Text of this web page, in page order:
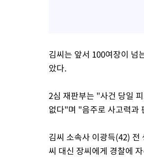
김씨는 앞서 100여장이 넘
았다.
2심 재판부는 "사건 당일
없다"며 "음주로 사고력과
김씨 소속사 이광득(42)
씨 대신 장씨에게 경찰에